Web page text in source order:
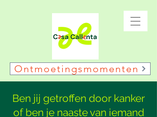
Ontmoetingsmomenten
Ben jij getroffen door kanker
of ben je naaste van iemand